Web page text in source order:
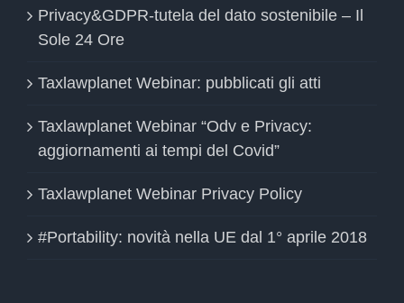
Privacy&GDPR-tutela del dato sostenibile – Il
Sole 24 Ore
Taxlawplanet Webinar: pubblicati gli atti
Taxlawplanet Webinar “Odv e Privacy:
aggiornamenti ai tempi del Covid”
Taxlawplanet Webinar Privacy Policy
#Portability: novità nella UE dal 1° aprile 2018